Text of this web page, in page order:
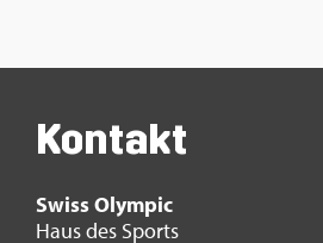
Kon­takt
Swiss Olym­pic
Haus des Sports